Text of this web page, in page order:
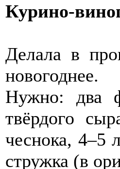
Курино-
Делала в
новогоднее.
Нужно: два
твёрдого
чеснока, 4–5
стружка (в